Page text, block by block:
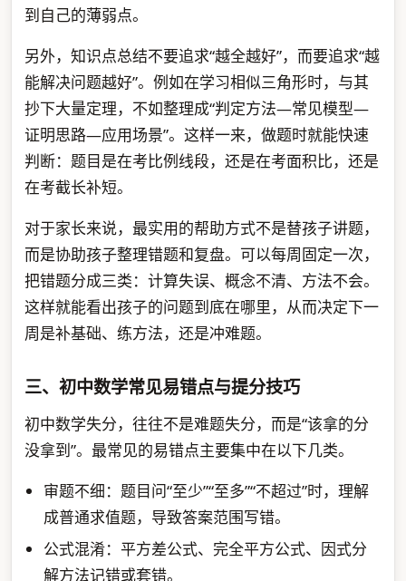
到自己的薄弱点。
另外，知识点总结不要追求“越全越好”，而要追求“越
能解决问题越好”。例如在学习相似三角形时，与其
抄下大量定理，不如整理成“判定方法—常见模型—
证明思路—应用场景”。这样一来，做题时就能快速
判断：题目是在考比例线段，还是在考面积比，还是
在考截长补短。
对于家长来说，最实用的帮助方式不是替孩子讲题，
而是协助孩子整理错题和复盘。可以每周固定一次，
把错题分成三类：计算失误、概念不清、方法不会。
这样就能看出孩子的问题到底在哪里，从而决定下一
周是补基础、练方法，还是冲难题。
三、初中数学常见易错点与提分技巧
初中数学失分，往往不是难题失分，而是“该拿的分
没拿到”。最常见的易错点主要集中在以下几类。
审题不细：题目问“至少”“至多”“不超过”时，理解
成普通求值题，导致答案范围写错。
公式混淆：平方差公式、完全平方公式、因式分
解方法记错或套错。